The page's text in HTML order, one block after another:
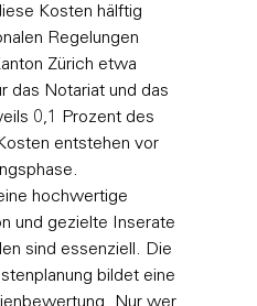
Kosten hälftig
Regelungen
Zürich etwa
das Notariat und das
0,1 Prozent des
entstehen vor
hochwertige
und gezielte Inserate
sind essenziell. Die
bildet eine
. Nur wer